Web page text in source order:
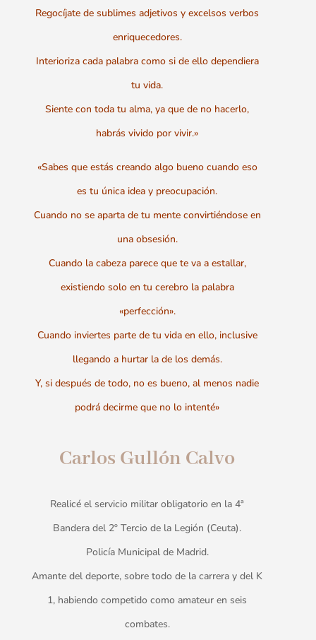
Regocíjate de sublimes adjetivos y excelsos verbos
enriquecedores.
Interioriza cada palabra como si de ello dependiera
tu vida.
Siente con toda tu alma, ya que de no hacerlo,
habrás vivido por vivir.»
«Sabes que estás creando algo bueno cuando eso
es tu única idea y preocupación.
Cuando no se aparta de tu mente convirtiéndose en
una obsesión.
Cuando la cabeza parece que te va a estallar,
existiendo solo en tu cerebro la palabra
«perfección».
Cuando inviertes parte de tu vida en ello, inclusive
llegando a hurtar la de los demás.
Y, si después de todo, no es bueno, al menos nadie
podrá decirme que no lo intenté»
Carlos Gullón Calvo
Realicé el servicio militar obligatorio en la 4ª
Bandera del 2º Tercio de la Legión (Ceuta).
Policía Municipal de Madrid.
Amante del deporte, sobre todo de la carrera y del K
1, habiendo competido como amateur en seis
combates.